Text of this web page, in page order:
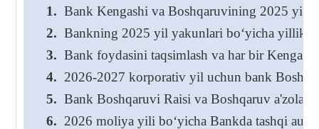
1. Bank Kengashi va Boshqaruvining 2025 yil
2. Bankning 2025 yil yakunlari bo‘yicha yillik
3. Bank foydasini taqsimlash va har bir
4. 2026-2027 korporativ yil uchun bank
5. Bank Boshqaruvi Raisi va Boshqaruv
6. 2026 moliya yili bo‘yicha Bankda tashqi